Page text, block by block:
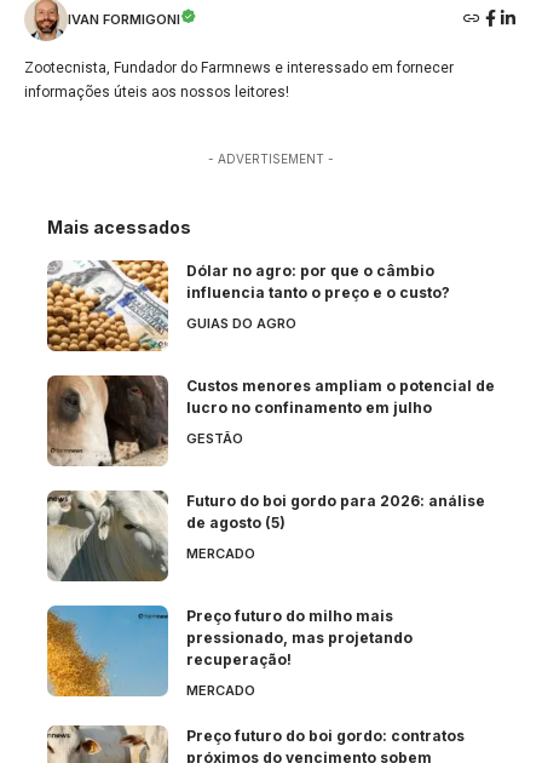
IVAN FORMIGONI
Zootecnista, Fundador do Farmnews e interessado em fornecer
informações úteis aos nossos leitores!
- ADVERTISEMENT -
Mais acessados
Dólar no agro: por que o câmbio
influencia tanto o preço e o custo?
GUIAS DO AGRO
Custos menores ampliam o potencial de
lucro no confinamento em julho
GESTÃO
Futuro do boi gordo para 2026: análise
de agosto (5)
MERCADO
Preço futuro do milho mais
pressionado, mas projetando
recuperação!
MERCADO
Preço futuro do boi gordo: contratos
próximos do vencimento sobem